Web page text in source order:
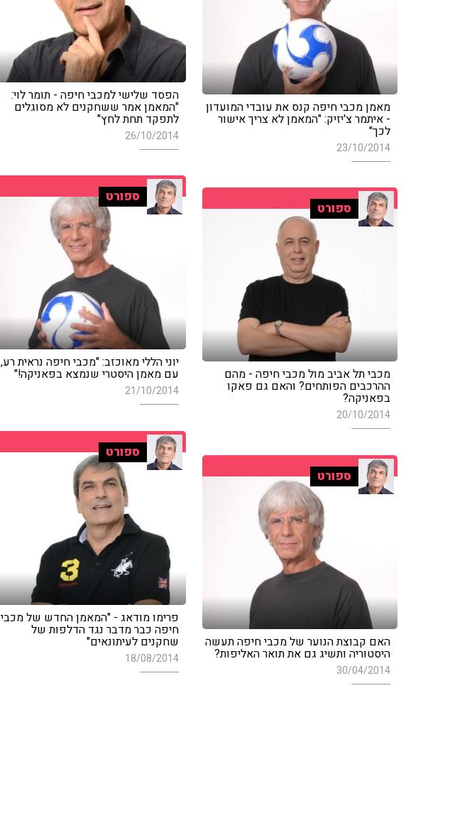
הפסד שלישי למכבי חיפה - תומר לוי:
"המאמן אמר ששחקנים לא מסוגלים
לתפקד תחת לחץ"
26/10/2014
מאמן מכבי חיפה קנס את עובדי המועדון
- איתמר צ'יזיק: "המאמן לא צריך אישור
לכך"
23/10/2014
ספורט
יוני הללי מאוכזב: "מכבי חיפה נראית רע,
עם מאמן היסטרי שנמצא בפאניקה!"
21/10/2014
ספורט
מכבי תל אביב מול מכבי חיפה - מהם
ההרכבים הפותחים? והאם גם פאקו
בפאניקה?
20/10/2014
ספורט
פרימו מודאג - "המאמן החדש של מכבי
חיפה כבר מדבר נגד הדלפות של
שחקנים לעיתונאים"
18/08/2014
ספורט
האם קבוצת הנוער של מכבי חיפה תעשה
היסטוריה ותשיג גם את תואר האליפות?
30/04/2014